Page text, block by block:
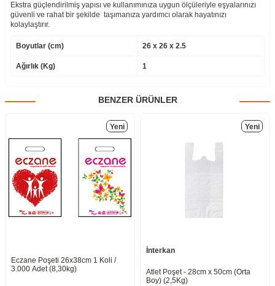
Ekstra güçlendirilmiş yapısı ve kullanımınıza uygun ölçüleriyle eşyalarınızı
güvenli ve rahat bir şekilde taşımanıza yardımcı olarak hayatınızı
kolaylaştırır.
Boyutlar (cm) 26 x 26 x 2.5
Ağırlık (Kg) 1
BENZER ÜRÜNLER
Yeni
Eczane Poşeti 26x38cm 1 Koli /
3.000 Adet (8,30kg)
Yeni
İnterkan
Atlet Poşet - 28cm x 50cm (Orta
Boy) (2,5Kg)